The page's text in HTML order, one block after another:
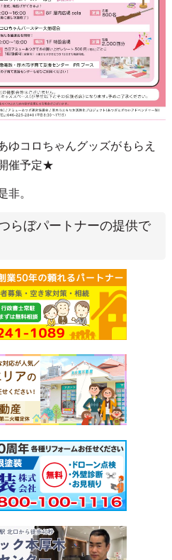
ゆコロちゃんグッズがもらえ
催予定★
非。
らぼパートナーの提供で